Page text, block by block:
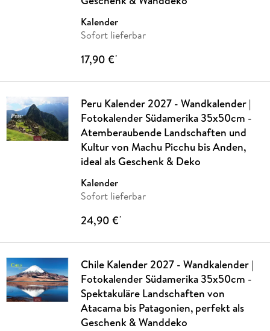
Kalender
Sofort lieferbar
17,90 €*
Peru Kalender 2027 - Wandkalender |
Fotokalender Südamerika 35x50cm -
Atemberaubende Landschaften und
Kultur von Machu Picchu bis Anden,
ideal als Geschenk & Deko
Kalender
Sofort lieferbar
24,90 €*
Chile Kalender 2027 - Wandkalender |
Fotokalender Südamerika 35x50cm -
Spektakuläre Landschaften von
Atacama bis Patagonien, perfekt als
Geschenk & Wanddeko